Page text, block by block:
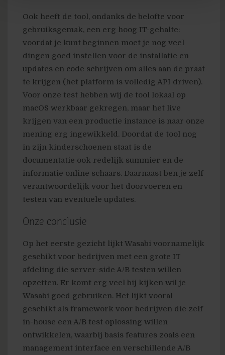
Ook heeft de tool, ondanks de belofte voor
gebruiksgemak, een erg hoog IT-gehalte:
voordat je kunt beginnen moet je nog veel
dingen goed instellen voor de installatie en
updates en code schrijven om alles aan de praat
te krijgen (het platform is volledig API driven).
Voor onze test hebben wij de tool lokaal op
macOS werkbaar gekregen, maar het live
krijgen van een productie instance is naar onze
mening erg ingewikkeld. Doordat de tool nog
in zijn kinderschoenen staat is de
documentatie ook redelijk summier en de
informatie online schaars. Daarnaast ben je zelf
verantwoordelijk voor het doorvoeren en
testen van eventuele updates.
Onze conclusie
Op het eerste gezicht lijkt Wasabi voornamelijk
geschikt voor bedrijven met een grote IT
afdeling die server-side A/B testen willen
opzetten. Er komt erg veel bij kijken wil je
Wasabi goed gebruiken. Het lijkt vooral
geschikt als framework voor bedrijven die zelf
in-house een A/B test oplossing willen
ontwikkelen, waarbij basis features zoals een
management interface en verschillende A/B